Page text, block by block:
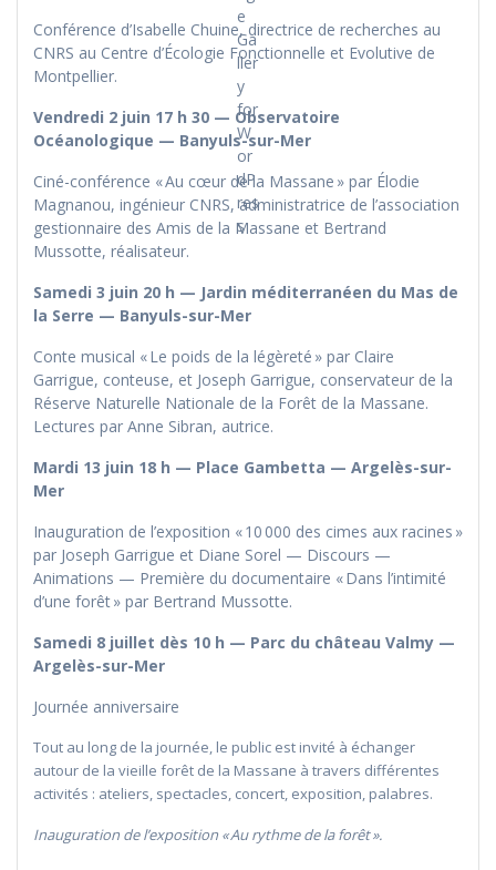
Conférence d’Isabelle Chuine, directrice de recherches au
CNRS au Centre d’Écologie Fonctionnelle et Evolutive de
Montpellier.
Vendredi 2 juin 17 h 30 — Observatoire
Océanologique — Banyuls-sur-Mer
Ciné-conférence « Au cœur de la Massane » par Élodie
Magnanou, ingénieur CNRS, administratrice de l’association
gestionnaire des Amis de la Massane et Bertrand
Mussotte, réalisateur.
Samedi 3 juin 20 h — Jardin méditerranéen du Mas de
la Serre — Banyuls-sur-Mer
Conte musical « Le poids de la légèreté » par Claire
Garrigue, conteuse, et Joseph Garrigue, conservateur de la
Réserve Naturelle Nationale de la Forêt de la Massane.
Lectures par Anne Sibran, autrice.
Mardi 13 juin 18 h — Place Gambetta — Argelès-sur-
Mer
Inauguration de l’exposition « 10 000 des cimes aux racines »
par Joseph Garrigue et Diane Sorel — Discours —
Animations — Première du documentaire « Dans l’intimité
d’une forêt » par Bertrand Mussotte.
Samedi 8 juillet dès 10 h — Parc du château Valmy —
Argelès-sur-Mer
Journée anniversaire
Tout au long de la journée, le public est invité à échanger
autour de la vieille forêt de la Massane à travers différentes
activités : ateliers, spectacles, concert, exposition, palabres.
Inauguration de l’exposition « Au rythme de la forêt ».